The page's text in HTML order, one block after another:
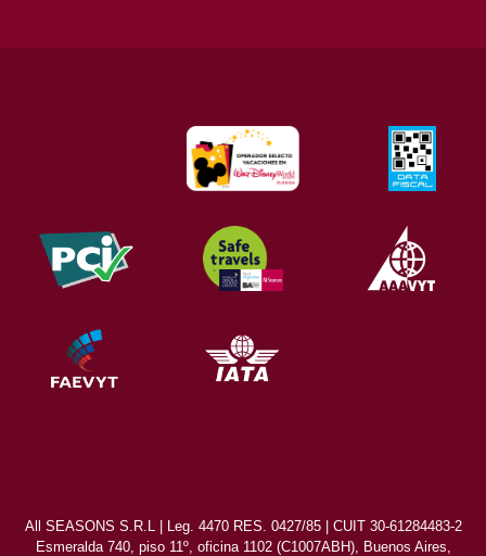
All SEASONS S.R.L | Leg. 4470 RES. 0427/85 | CUIT 30-61284483-2
Esmeralda 740, piso 11º, oficina 1102 (C1007ABH), Buenos Aires,